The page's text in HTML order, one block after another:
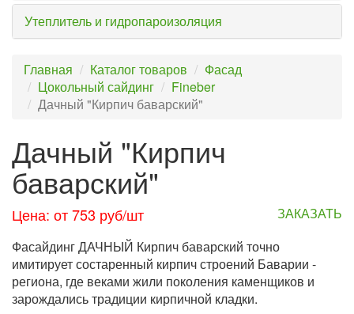
Утеплитель и гидропароизоляция
Главная Каталог товаров
Фасад
Цокольный сайдинг
Fineber
Дачный "Кирпич баварский"
Дачный "Кирпич
баварский"
Цена: от 753 руб/шт
ЗАКАЗАТЬ
Фасайдинг ДАЧНЫЙ Кирпич баварский точно
имитирует состаренный кирпич строений Баварии -
региона, где веками жили поколения каменщиков и
зарождались традиции кирпичной кладки.